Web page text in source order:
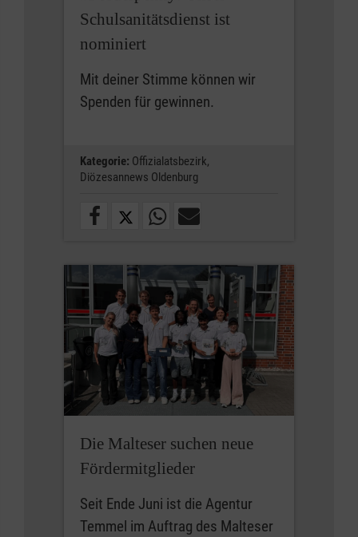
Schulsanitätsdienst ist
nominiert
Mit deiner Stimme können wir
Spenden für gewinnen.
Kategorie: Offizialatsbezirk,
Diözesannews Oldenburg
Die Malteser suchen neue
Fördermitglieder
Seit Ende Juni ist die Agentur
Temmel im Auftrag des Malteser